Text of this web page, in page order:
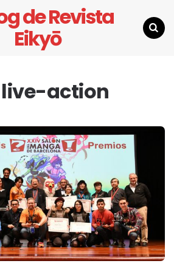
de Revista
Eikyō
live-action